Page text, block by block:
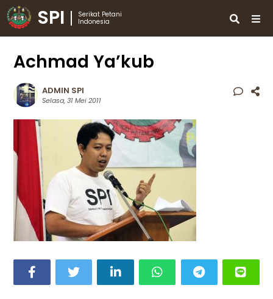
SPI
Serikat Petani
Indonesia
Achmad Ya’kub
ADMIN SPI
Selasa, 31 Mei 2011